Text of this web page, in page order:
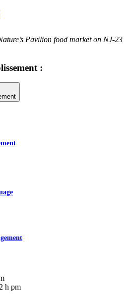
Pavilion food market on NJ-23
:
h pm